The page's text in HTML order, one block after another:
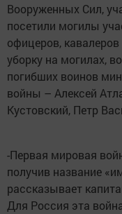
Вооруженных Сил,
посетили могилы
офицеров, кавалеров
уборку на могилах,
погибших воинов
войны – Алексей
Кустовский, Петр
-Первая мировая
получив название
рассказывает
Для Россия эта